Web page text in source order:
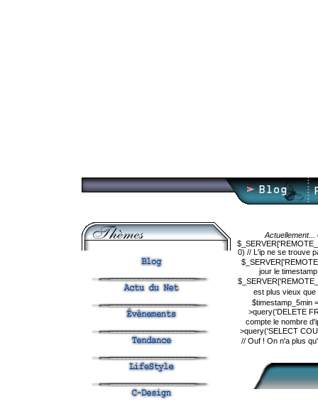
Actuellement...
0) // L'ip ne se trouve
jour le
est plus vieux
$timestamp_5min
>query('DELETE
compte le nombre
>query('SELECT
// Ouf ! On n'a plus